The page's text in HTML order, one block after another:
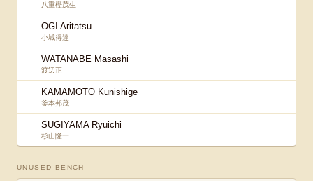
八重樫茂生
OGI Aritatsu
小城得達
WATANABE Masashi
渡辺正
KAMAMOTO Kunishige
釜本邦茂
SUGIYAMA Ryuichi
杉山隆一
UNUSED BENCH